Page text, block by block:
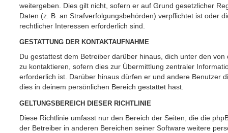
weitergeben. Dies gilt nicht, sofern er auf Grund gesetzlicher
Daten (z. B. an Strafverfolgungsbehörden) verpflichtet ist oder
rechtlicher Interessen erforderlich sind.
GESTATTUNG DER KONTAKTAUFNAHME
Du gestattest dem Betreiber darüber hinaus, dich unter den
zu kontaktieren, sofern dies zur Übermittlung zentraler
erforderlich ist. Darüber hinaus dürfen er und andere Benutzer
dies in deinem persönlichen Bereich gestattet hast.
GELTUNGSBEREICH DIESER RICHTLINIE
Diese Richtlinie umfasst nur den Bereich der Seiten, die die
der Betreiber in anderen Bereichen seiner Software weitere